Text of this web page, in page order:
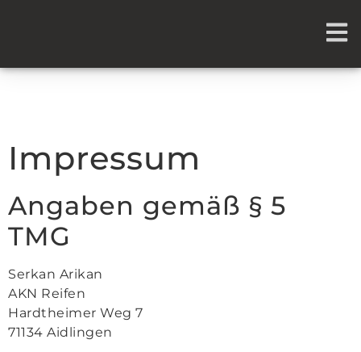
Impressum
Angaben gemäß § 5
TMG
Serkan Arikan
AKN Reifen
Hardtheimer Weg 7
71134 Aidlingen